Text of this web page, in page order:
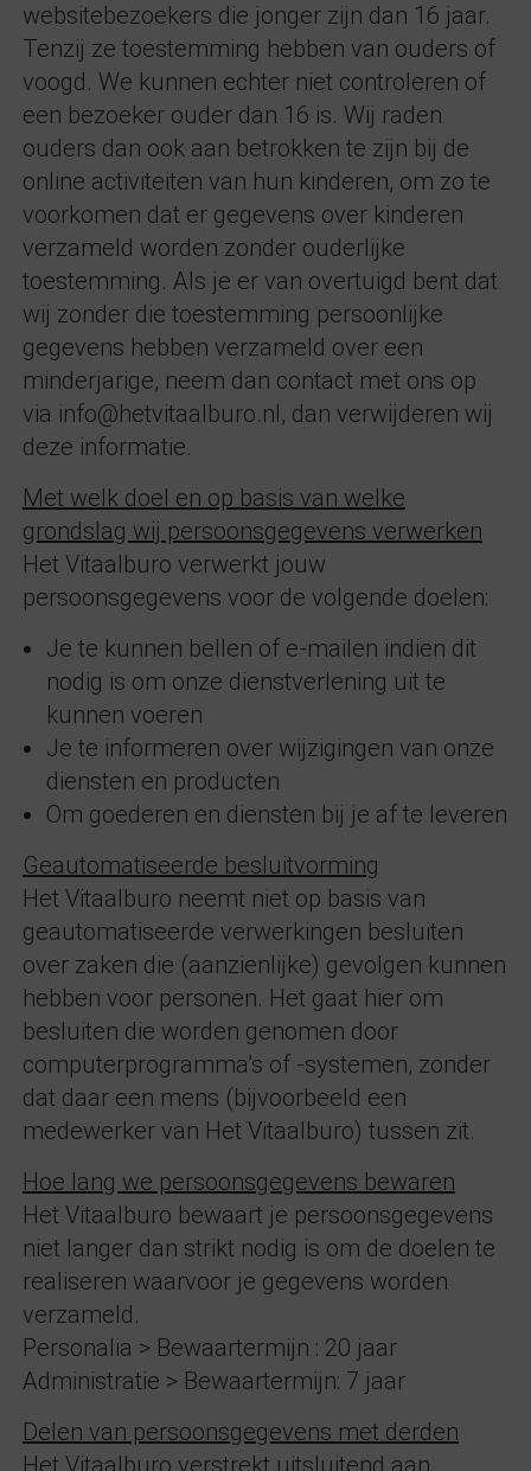
websitebezoekers die jonger zijn dan 16 jaar.
Tenzij ze toestemming hebben van ouders of
voogd. We kunnen echter niet controleren of
een bezoeker ouder dan 16 is. Wij raden
ouders dan ook aan betrokken te zijn bij de
online activiteiten van hun kinderen, om zo te
voorkomen dat er gegevens over kinderen
verzameld worden zonder ouderlijke
toestemming. Als je er van overtuigd bent dat
wij zonder die toestemming persoonlijke
gegevens hebben verzameld over een
minderjarige, neem dan contact met ons op
via info@hetvitaalburo.nl, dan verwijderen wij
deze informatie.
Met welk doel en op basis van welke
grondslag wij persoonsgegevens verwerken
Het Vitaalburo verwerkt jouw
persoonsgegevens voor de volgende doelen:
Je te kunnen bellen of e-mailen indien dit
nodig is om onze dienstverlening uit te
kunnen voeren
Je te informeren over wijzigingen van onze
diensten en producten
Om goederen en diensten bij je af te leveren
Geautomatiseerde besluitvorming
Het Vitaalburo neemt niet op basis van
geautomatiseerde verwerkingen besluiten
over zaken die (aanzienlijke) gevolgen kunnen
hebben voor personen. Het gaat hier om
besluiten die worden genomen door
computerprogramma’s of -systemen, zonder
dat daar een mens (bijvoorbeeld een
medewerker van Het Vitaalburo) tussen zit.
Hoe lang we persoonsgegevens bewaren
Het Vitaalburo bewaart je persoonsgegevens
niet langer dan strikt nodig is om de doelen te
realiseren waarvoor je gegevens worden
verzameld.
Personalia > Bewaartermijn : 20 jaar
Administratie > Bewaartermijn: 7 jaar
Delen van persoonsgegevens met derden
Het Vitaalburo verstrekt uitsluitend aan